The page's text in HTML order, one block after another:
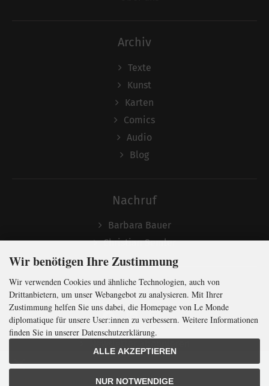
mit der weltweitgrößten
Archiv
Texte
Kunst
Karten
Comics
Audio
Blog
Nachruf
Barbara Bauer
Christian Semler
Folgen
Wir benötigen Ihre Zustimmung
Wir verwenden Cookies und ähnliche Technologien, auch von
Drittanbietern, um unser Webangebot zu analysieren. Mit Ihrer
Zustimmung helfen Sie uns dabei, die Homepage von Le Monde
diplomatique für unsere User:innen zu verbessern. Weitere Informationen
finden Sie in unserer Datenschutzerklärung.
ALLE AKZEPTIEREN
NUR NOTWENDIGE